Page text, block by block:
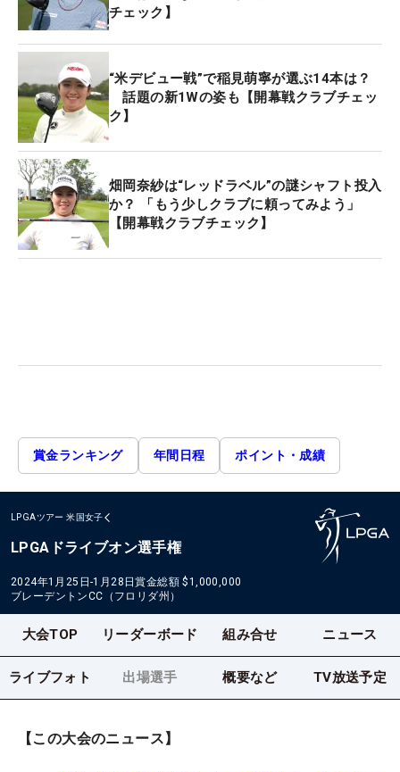
チェック】
“米デビュー戦”で稲見萌寧が選ぶ14本は？
話題の新1Wの姿も【開幕戦クラブチェッ
ク】
畑岡奈紗は“レッドラベル”の謎シャフト投入
か？ 「もう少しクラブに頼ってみよう」
【開幕戦クラブチェック】
賞金ランキング 年間日程 ポイント・成績
LPGAツアー 米国女子
LPGAドライブオン選手権
2024年1月25日-1月28日賞金総額 $1,000,000
ブレーデントンCC（フロリダ州）
大会TOP リーダーボード 組み合せ ニュース
ライブフォト 出場選手 概要など TV放送予定
【この大会のニュース】